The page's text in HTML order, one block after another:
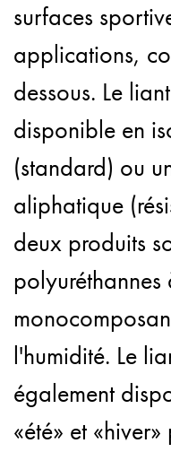
surfaces
applications,
dessous. Le
disponible en
(standard) ou
aliphatique
deux produits
polyuréthannes
l'humidité. Le
également
«été» et